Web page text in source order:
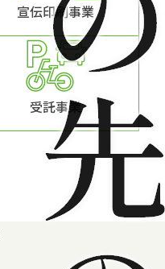
宣伝印刷事業
受託事業